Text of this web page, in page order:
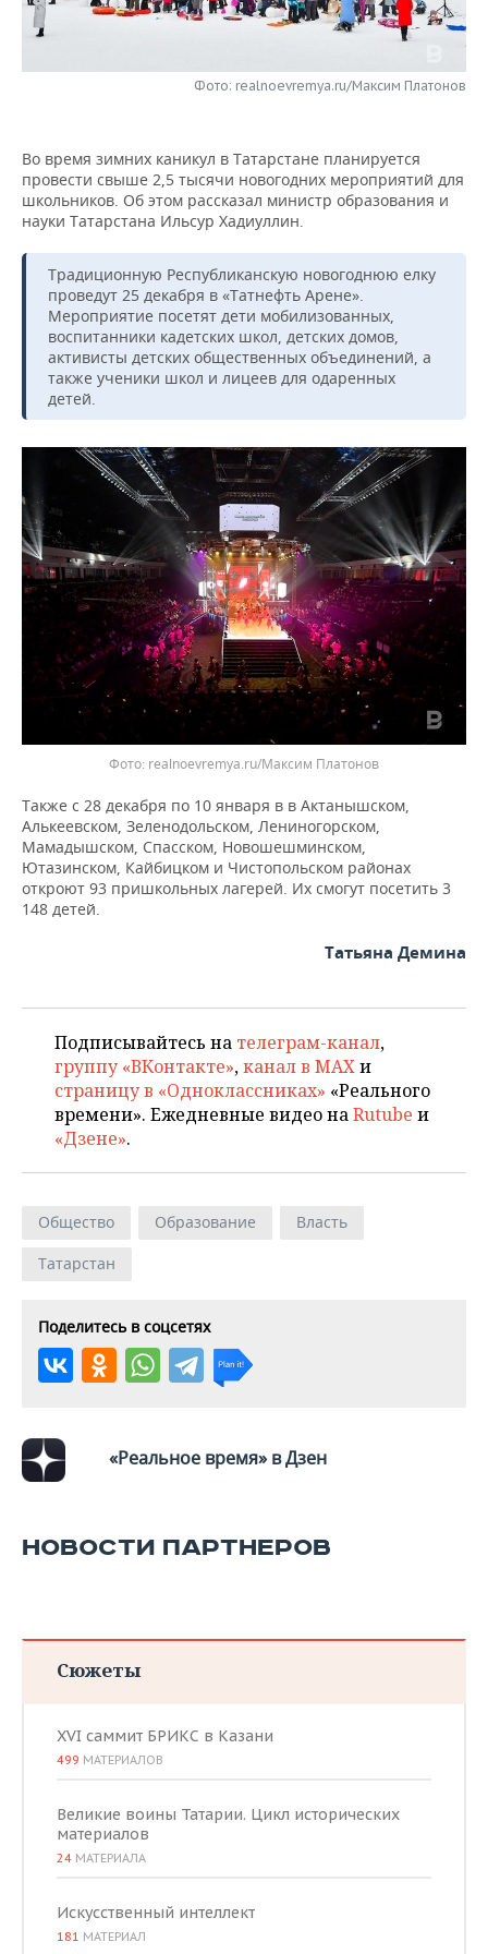
НЕФТЕХИМИЯ
ЭНЕРГЕТИКА
РОЗНИЧНАЯ ТОРГОВЛЯ
НОВОСТИ ТЕХНОЛОГИЙ
ТЕЛЕКОММУНИКАЦИИ
МЕРОПРИЯТИЯ
НОВОСТИ МЕРОПРИЯТИЙ
БИЗНЕС-БРАНЧИ
ОТКРЫТАЯ ЛЕКЦИЯ
ФУТБОЛ
БАСКЕТБОЛ
ВОЛЕЙБОЛ
КИБЕРСПОРТ
ФИГУРНОЕ КАТАНИЕ
ВОДНЫЕ ВИДЫ СПОРТА
ХОККЕЙ С МЯЧОМ
НОВОСТИ ОБЩЕСТВА
ИНФРАСТРУКТУРА
ИСТОРИЯ
КУЛЬТУРА
МЕДИЦИНА
ОБРАЗОВАНИЕ
ПРОИСШЕСТВИЯ
ФОТОГАЛЕРЕЯ
СПРАВОЧНИК
СПИСОК ПЕРСОН
СПИСОК КОМПАНИЙ
ПОЛНАЯ ВЕРСИЯ
Фото: realnoevremya.ru/Максим Платонов
Во время зимних каникул в Татарстане планируется
провести свыше 2,5 тысячи новогодних мероприятий для
школьников. Об этом рассказал министр образования и
науки Татарстана Ильсур Хадиуллин.
Традиционную Республиканскую новогоднюю елку
проведут 25 декабря в «Татнефть Арене».
Мероприятие посетят дети мобилизованных,
воспитанники кадетских школ, детских домов,
активисты детских общественных объединений, а
также ученики школ и лицеев для одаренных
детей.
Фото: realnoevremya.ru/Максим Платонов
Также с 28 декабря по 10 января в в Актанышском,
Алькеевском, Зеленодольском, Лениногорском,
Мамадышском, Спасском, Новошешминском,
Ютазинском, Кайбицком и Чистопольском районах
откроют 93 пришкольных лагерей. Их смогут посетить 3
148 детей.
Татьяна Демина
Подписывайтесь на телеграм-канал,
группу «ВКонтакте»,канал в MAXи
страницу в «Одноклассниках» «Реального
времени». Ежедневные видео наRutube и
«Дзене».
Общество Образование
Власть
Татарстан
Поделитесь в соцсетях
«Реальное время» в Дзен
НОВОСТИ ПАРТНЕРОВ
Сюжеты
XVI саммит БРИКС в Казани
499 МАТЕРИАЛОВ
Великие воины Татарии. Цикл исторических
материалов
24 МАТЕРИАЛА
Искусственный интеллект
181 МАТЕРИАЛ